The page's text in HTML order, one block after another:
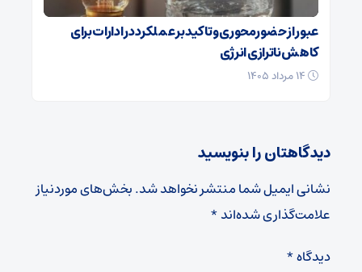
عبور از حضورمحوری و تاکید بر عملکرد در ادارات برای
کاهش ناترازی انرژی
دیدگاهتان را بنویسید
نشانی ایمیل شما منتشر نخواهد شد.بخش‌های موردنیاز
علامت‌گذاری شده‌اند*
دیدگاه*